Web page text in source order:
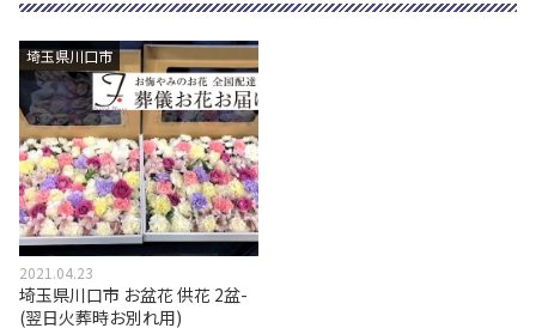
埼玉県川口市
2021.04.23
埼玉県川口市 お盆花 供花 2盆-
(翌日火葬時お別れ用)